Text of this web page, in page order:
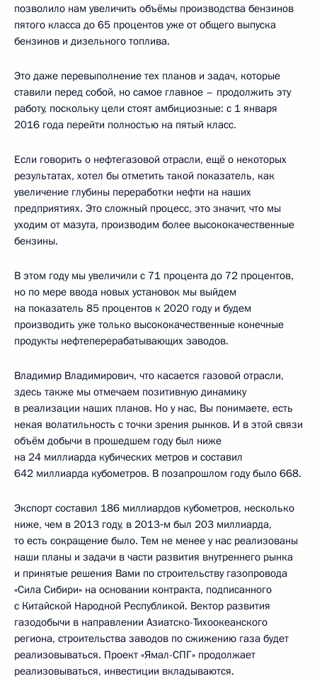
позволило нам увеличить объёмы производства бензинов
пятого класса до 65 процентов уже от общего выпуска
бензинов и дизельного топлива.
Это даже перевыполнение тех планов и задач, которые
ставили перед собой, но самое главное – продолжить эту
работу, поскольку цели стоят амбициозные: с 1 января
2016 года перейти полностью на пятый класс.
Если говорить о нефтегазовой отрасли, ещё о некоторых
результатах, хотел бы отметить такой показатель, как
увеличение глубины переработки нефти на наших
предприятиях. Это сложный процесс, это значит, что мы
уходим от мазута, производим более высококачественные
бензины.
В этом году мы увеличили с 71 процента до 72 процентов,
но по мере ввода новых установок мы выйдем
на показатель 85 процентов к 2020 году и будем
производить уже только высококачественные конечные
продукты нефтеперерабатывающих заводов.
Владимир Владимирович, что касается газовой отрасли,
здесь также мы отмечаем позитивную динамику
в реализации наших планов. Но у нас, Вы понимаете, есть
некая волатильность с точки зрения рынков. И в этой связи
объём добычи в прошедшем году был ниже
на 24 миллиарда кубических метров и составил
642 миллиарда кубометров. В позапрошлом году было 668.
Экспорт составил 186 миллиардов кубометров, несколько
ниже, чем в 2013 году, в 2013‑м был 203 миллиарда,
то есть сокращение было. Тем не менее у нас реализованы
наши планы и задачи в части развития внутреннего рынка
и принятые решения Вами по строительству газопровода
«Сила Сибири» на основании контракта, подписанного
с Китайской Народной Республикой. Вектор развития
газодобычи в направлении Азиатско-Тихоокеанского
региона, строительства заводов по сжижению газа будет
реализовываться. Проект «Ямал-СПГ» продолжает
реализовываться, инвестиции вкладываются.